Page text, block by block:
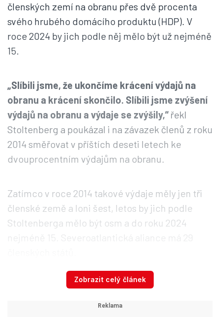
členských zemí na obranu přes dvě procenta
svého hrubého domácího produktu (HDP). V
roce 2024 by jich podle něj mělo být už nejméně
15.
„Slíbili jsme, že ukončíme krácení výdajů na
obranu a krácení skončilo. Slíbili jsme zvýšení
výdajů na obranu a výdaje se zvýšily,“ řekl
Stoltenberg a poukázal i na závazek členů z roku
2014 směřovat v příštích deseti letech ke
dvouprocentním výdajům na obranu.
Zatímco v roce 2014 takové výdaje měly jen tři
členské země a loni šest, letos by jich podle
Stoltenberga mělo být osm a do roku 2024
Opata už šéfuje generálnímu
štábu, armádu chce posílit:
Zobrazit celý článek